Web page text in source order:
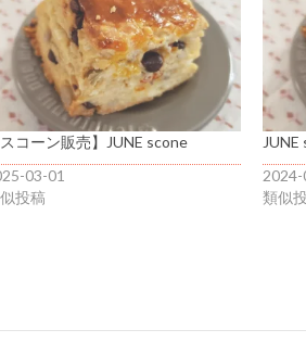
スコーン販売】JUNE scone
03-01
投稿
類似